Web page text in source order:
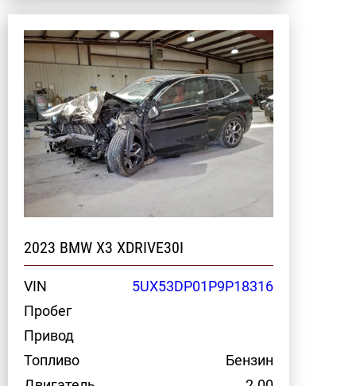
2023 BMW X3 XDRIVE30I
VIN
5UX53DP01P9P18316
Пробег
Привод
Топливо
Бензин